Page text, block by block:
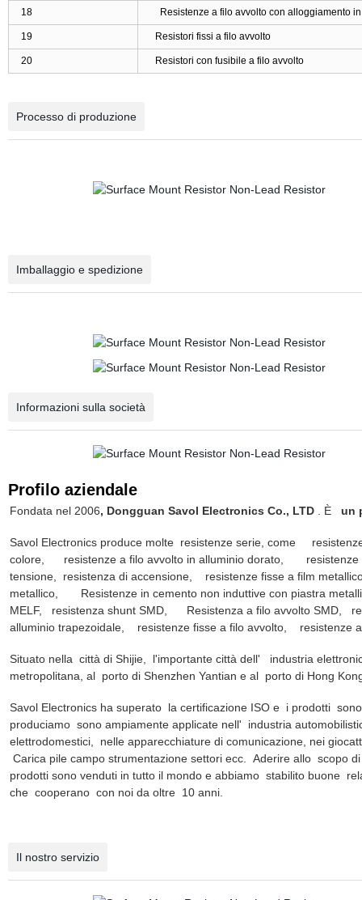
18 Resistenze a filo avvolto con alloggiamento
19 Resistori fissi a filo avvolto
20 Resistori con fusibile a filo avvolto
Processo di produzione
Imballaggio e spedizione
Informazioni sulla società
Profilo aziendale
Fondata nel 2006, Dongguan Savol Electronics Co., LTD . È un
Savol Electronics produce molte resistenze serie, come
colore, resistenze a filo avvolto in alluminio dorato, resistenze
tensione, resistenza di accensione, resistenze fisse a film
metallico, Resistenze in cemento non induttive con piastra
MELF, resistenza shunt SMD, Resistenza a filo avvolto SMD,
alluminio trapezoidale, resistenze fisse a filo avvolto, resistenze
Situato nella città di Shijie, l'importante città dell' industria
metropolitana, al porto di Shenzhen Yantian e al porto di Hong
Savol Electronics ha superato la certificazione ISO e i prodotti
produciamo sono ampiamente applicate nell' industria
elettrodomestici, nelle apparecchiature di comunicazione, nei
Carica pile campo strumentazione settori ecc. Aderire allo scopo
prodotti sono venduti in tutto il mondo e abbiamo stabilito buone
che cooperano con noi da oltre 10 anni.
Il nostro servizio